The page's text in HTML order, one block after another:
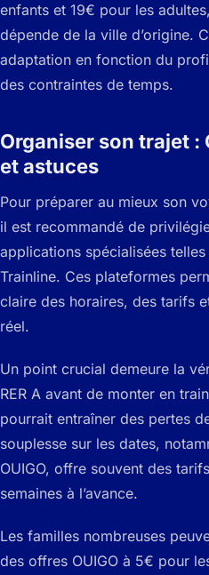
enfants et 19€ pour les
dépende de la ville d’origine.
adaptation en fonction du
des contraintes de temps.
Organiser son trajet
et astuces
Pour préparer au mieux son
il est recommandé de
applications spécialisées
Trainline. Ces plateformes
claire des horaires, des tarifs
réel.
Un point crucial demeure la
RER A avant de monter en
pourrait entraîner des pertes
souplesse sur les dates,
OUIGO, offre souvent des
semaines à l’avance.
Les familles nombreuses
des offres OUIGO à 5€ pour